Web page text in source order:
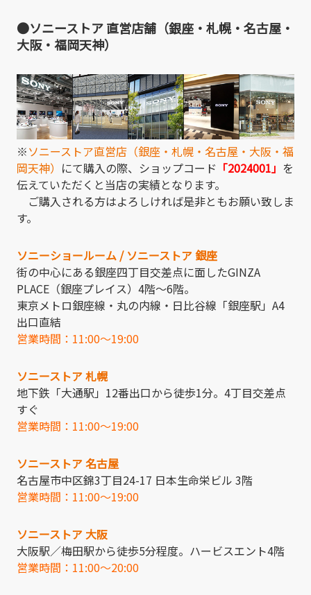
●ソニーストア 直営店舗（銀座・札幌・名古屋・
大阪・福岡天神）
※ソニーストア直営店（銀座・札幌・名古屋・大阪・福
岡天神） にて購入の際、ショップコード 「2024001」 を
伝えていただくと当店の実績となります。
ご購入される方はよろしければ是非ともお願い致しま
す。
ソニーショールーム / ソニーストア 銀座
街の中心にある銀座四丁目交差点に面したGINZA
PLACE（銀座プレイス）4階～6階。
東京メトロ銀座線・丸の内線・日比谷線「銀座駅」A4
出口直結
営業時間：11:00～19:00
ソニーストア 札幌
地下鉄「大通駅」12番出口から徒歩1分。4丁目交差点
すぐ
営業時間：11:00～19:00
ソニーストア 名古屋
名古屋市中区錦3丁目24-17 日本生命栄ビル 3階
営業時間：11:00～19:00
ソニーストア 大阪
大阪駅／梅田駅から徒歩5分程度。ハービスエント4階
営業時間：11:00～20:00